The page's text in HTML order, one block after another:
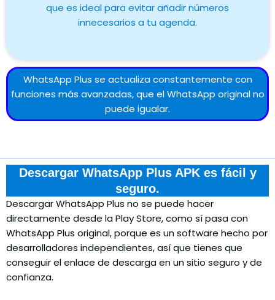
que es ideal para evitar añadir números
innecesarios a tu agenda.
WhatsApp Plus se actualiza constantemente con
funciones más avanzadas, que el WhatsApp original no
puede igualar.
Descargar WhatsApp Plus APK es fácil y
seguro.
Descargar WhatsApp Plus no se puede hacer
directamente desde la Play Store, como sí pasa con
WhatsApp Plus original, porque es un software hecho por
desarrolladores independientes, así que tienes que
conseguir el enlace de descarga en un sitio seguro y de
confianza.